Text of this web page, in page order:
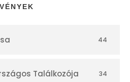
44
Találkozója 34